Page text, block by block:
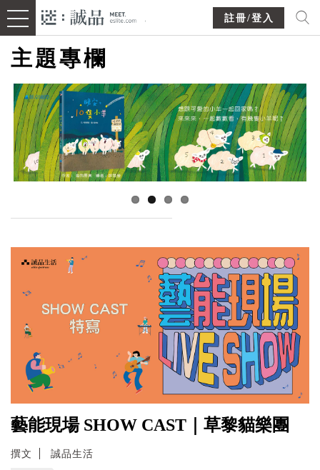
註冊/登入
主題專欄
藝能現場 SHOW CAST｜草黎貓樂團
撰文 誠品生活